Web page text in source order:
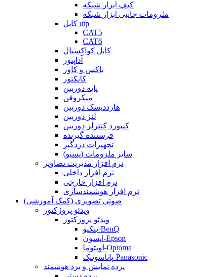
کیف ابزار شبکه
ملزومات جانبی ابزار شبکه
کابل utp
CAT5
CAT6
کابل کواکسیال
آداپتور
باکس و کاور
کانکتور
پایه دوربین
میکروفن
هارددیسک دوربین
لنز دوربین
کیبورد کنترلر دوربین
فرستنده گیرنده
تجهیزات دزدگیر
سایر ملزومات (پسیو)
نرم افزار مدیریت تصاویر
نرم افزار داخلی
نرم افزار خارجی
نرم افزار هوشمندسازی
صوتی تصویری (کمک آموزشی)
ویدئو پروژکتور
ویدئو پروژکتور
بنکیو-BenQ
اپسون-Epson
اوپتوما-Optoma
پاناسونیک-Panasonic
پرده نمایش و برد هوشمند